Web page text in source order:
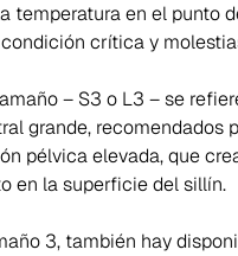
temperatura en el punto
crítica y
– S3 o L3 – se
grande, recomendados
pélvica elevada, que
en la superficie del sillín.
3, también hay